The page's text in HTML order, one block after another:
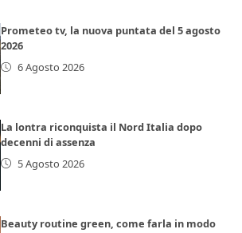
Prometeo tv, la nuova puntata del 5 agosto
2026
6 Agosto 2026
La lontra riconquista il Nord Italia dopo
decenni di assenza
5 Agosto 2026
Beauty routine green, come farla in modo